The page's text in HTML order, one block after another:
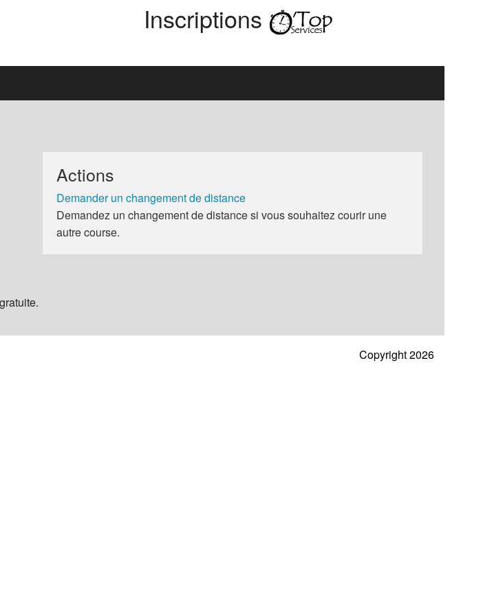
Inscriptions
Actions
Demander un changement de distance
Demandez un changement de distance si vous souhaitez courir une
autre course.
Copyright 2026